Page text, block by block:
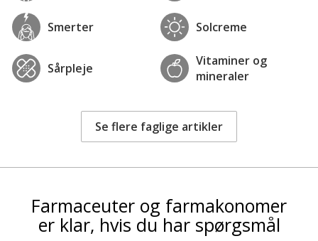
Smerter Solcreme
Sårpleje
Vitaminer og
mineraler
Se flere faglige artikler
Farmaceuter og farmakonomer
er klar, hvis du har spørgsmål